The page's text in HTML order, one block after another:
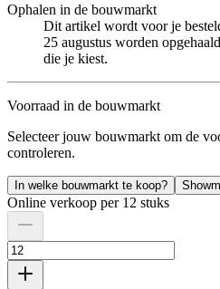
Ophalen in de bouwmarkt
Dit artikel wordt voor je
25 augustus worden
die je kiest.
Voorraad in de bouwmarkt
Selecteer jouw bouwmarkt om de
controleren.
In welke bouwmarkt te koop?
Online verkoop per 12 stuks